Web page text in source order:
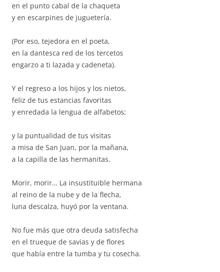
en el punto cabal de la chaqueta
y en escarpines de juguetería.
(Por eso, tejedora en el poeta,
en la dantesca red de los tercetos
engarzo a ti lazada y cadeneta).
Y el regreso a los hijos y los nietos,
feliz de tus estancias favoritas
y enredada la lengua de alfabetos;
y la puntualidad de tus visitas
a misa de San Juan, por la mañana,
a la capilla de las hermanitas.
Morir, morir… La insustituible hermana
al reino de la nube y de la flecha,
luna descalza, huyó por la ventana.
No fue más que otra deuda satisfecha
en el trueque de savias y de flores
que había entre la tumba y tu cosecha.